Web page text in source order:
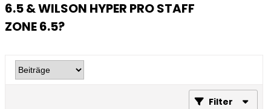
6.5 & WILSON HYPER PRO STAFF
ZONE 6.5?
Filter